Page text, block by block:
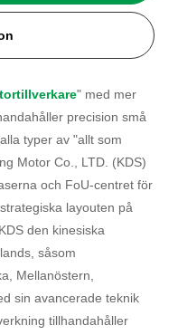
" med mer
precision små
typer av "allt som
Motor Co., LTD. (KDS)
och FoU-centret för
layouten på
den kinesiska
såsom
Mellanöstern,
sin avancerade teknik
tillhandahåller